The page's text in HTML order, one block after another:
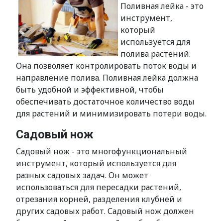
Поливная лейка - это
инструмент,
который
используется для
полива растений.
Она позволяет контролировать поток воды и
направление полива. Поливная лейка должна
быть удобной и эффективной, чтобы
обеспечивать достаточное количество воды
для растений и минимизировать потери воды.
Садовый нож
Садовый нож - это многофункциональный
инструмент, который используется для
разных садовых задач. Он может
использоваться для пересадки растений,
отрезания корней, разделения клубней и
других садовых работ. Садовый нож должен